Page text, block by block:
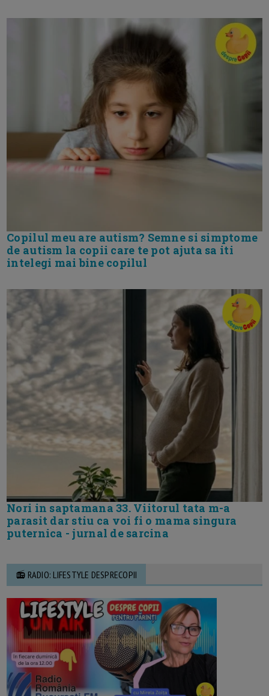
Copilul meu are autism? Semne si simptome
de autism la copii care te pot ajuta sa iti
intelegi mai bine copilul
Nori in saptamana 33. Viitorul tata m-a
parasit dar stiu ca voi fi o mama singura
puternica - jurnal de sarcina
📻 RADIO: LIFESTYLE DESPRECOPII